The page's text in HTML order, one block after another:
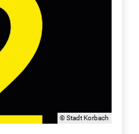
© Stadt Korbach